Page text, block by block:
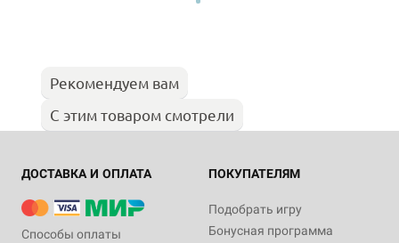
Рекомендуем вам
С этим товаром смотрели
ДОСТАВКА И ОПЛАТА
Способы оплаты
ПОКУПАТЕЛЯМ
Подобрать игру
Бонусная программа